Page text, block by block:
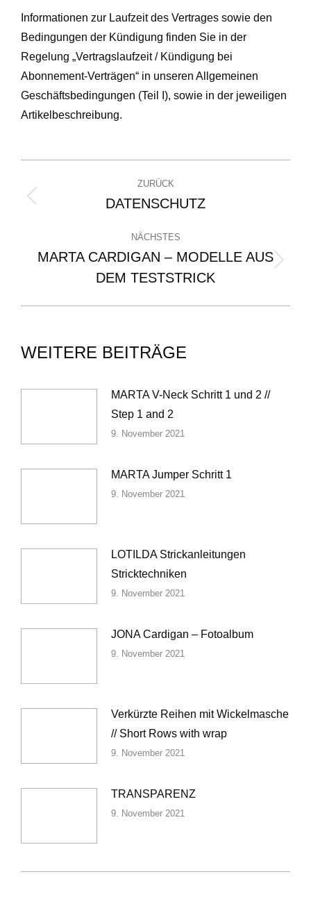
Informationen zur Laufzeit des Vertrages sowie den
Bedingungen der Kündigung finden Sie in der
Regelung „Vertragslaufzeit / Kündigung bei
Abonnement-Verträgen“ in unseren Allgemeinen
Geschäftsbedingungen (Teil I), sowie in der jeweiligen
Artikelbeschreibung.
ZURÜCK
DATENSCHUTZ
NÄCHSTES
MARTA CARDIGAN – MODELLE AUS
DEM TESTSTRICK
WEITERE BEITRÄGE
MARTA V-Neck Schritt 1 und 2 //
Step 1 and 2
9. November 2021
MARTA Jumper Schritt 1
9. November 2021
LOTILDA Strickanleitungen
Stricktechniken
9. November 2021
JONA Cardigan – Fotoalbum
9. November 2021
Verkürzte Reihen mit Wickelmasche
// Short Rows with wrap
9. November 2021
TRANSPARENZ
9. November 2021